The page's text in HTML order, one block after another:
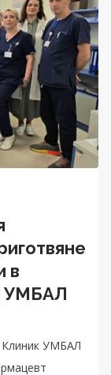
в
УМБАЛ
Клиник УМБАЛ